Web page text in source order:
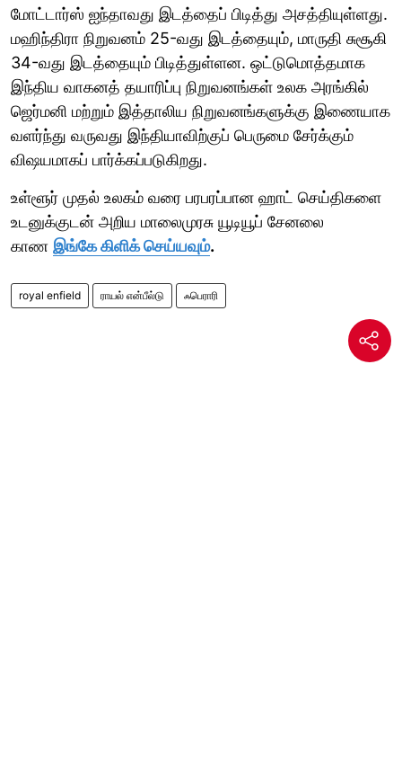
மோட்டார்ஸ் ஐந்தாவது இடத்தைப் பிடித்து அசத்தியுள்ளது.
மஹிந்திரா நிறுவனம் 25-வது இடத்தையும், மாருதி சுசூகி
34-வது இடத்தையும் பிடித்துள்ளன. ஒட்டுமொத்தமாக
இந்திய வாகனத் தயாரிப்பு நிறுவனங்கள் உலக அரங்கில்
ஜெர்மனி மற்றும் இத்தாலிய நிறுவனங்களுக்கு இணையாக
வளர்ந்து வருவது இந்தியாவிற்குப் பெருமை சேர்க்கும்
விஷயமாகப் பார்க்கப்படுகிறது.
உள்ளூர் முதல் உலகம் வரை பரபரப்பான ஹாட் செய்திகளை
உடனுக்குடன் அறிய மாலைமுரசு யூடியூப் சேனலை
காண இங்கே கிளிக் செய்யவும்.
royal enfield ராயல் என்பீல்டு ஃபெராரி